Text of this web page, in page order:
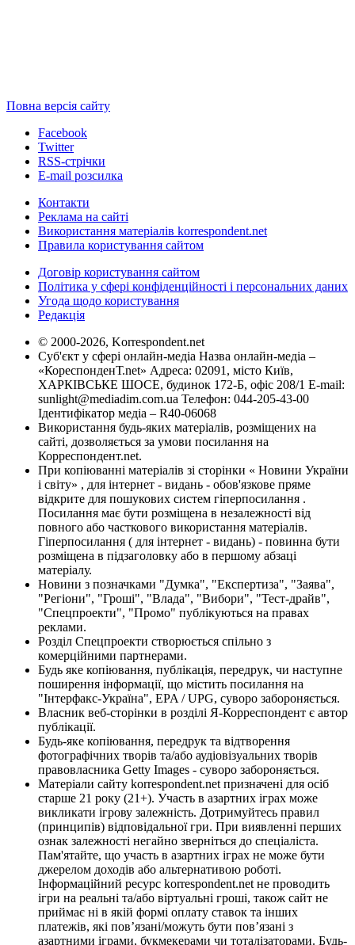
Повна версія сайту
Facebook
Twitter
RSS-стрічки
E-mail розсилка
Контакти
Реклама на сайті
Використання матеріалів korrespondent.net
Правила користування сайтом
Договір користування сайтом
Політика у сфері конфіденційності і персональних даних
Угода щодо користування
Редакція
© 2000-2026, Korrespondent.net
Суб'єкт у сфері онлайн-медіа Назва онлайн-медіа –
«КореспонденТ.net» Адреса: 02091, місто Київ,
ХАРКІВСЬКЕ ШОСЕ, будинок 172-Б, офіс 208/1 E-mail:
sunlight@mediadim.com.ua Телефон: 044-205-43-00
Ідентифікатор медіа – R40-06068
Використання будь-яких матеріалів, розміщених на
сайті, дозволяється за умови посилання на
Корреспондент.net.
При копіюванні матеріалів зі сторінки « Новини України
і світу» , для інтернет - видань - обов'язкове пряме
відкрите для пошукових систем гіперпосилання .
Посилання має бути розміщена в незалежності від
повного або часткового використання матеріалів.
Гіперпосилання ( для інтернет - видань) - повинна бути
розміщена в підзаголовку або в першому абзаці
матеріалу.
Новини з позначками "Думка", "Експертиза", "Заява",
"Регіони", "Гроші", "Влада", "Вибори", "Тест-драйв",
"Спецпроекти", "Промо" публікуються на правах
реклами.
Розділ Спецпроекти створюється спільно з
комерційними партнерами.
Будь яке копіювання, публікація, передрук, чи наступне
поширення інформації, що містить посилання на
"Інтерфакс-Україна", EPA / UPG, суворо забороняється.
Власник веб-сторінки в розділі Я-Корреспондент є автор
публікації.
Будь-яке копіювання, передрук та відтворення
фотографічних творів та/або аудіовізуальних творів
правовласника Getty Images - суворо забороняється.
Матеріали сайту korrespondent.net призначені для осіб
старше 21 року (21+). Участь в азартних іграх може
викликати ігрову залежність. Дотримуйтесь правил
(принципів) відповідальної гри. При виявленні перших
ознак залежності негайно зверніться до спеціаліста.
Пам'ятайте, що участь в азартних іграх не може бути
джерелом доходів або альтернативою роботі.
Інформаційний ресурс korrespondent.net не проводить
ігри на реальні та/або віртуальні гроші, також сайт не
приймає ні в якій формі оплату ставок та інших
платежів, які пов’язані/можуть бути пов’язані з
азартними іграми, букмекерами чи тоталізаторами. Будь-